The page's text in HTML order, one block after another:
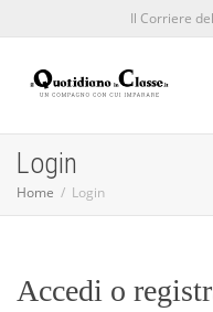
Il Corriere
Login
Home Login
Accedi o